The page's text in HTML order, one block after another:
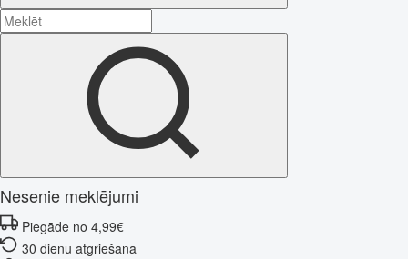
Nesenie meklējumi
Piegāde no 4,99€
30 dienu atgriešana